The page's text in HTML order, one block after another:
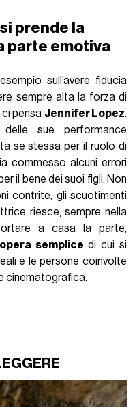
prende la
parte emotiva
sull’avere fiducia
sempre alta la forza di
pensa Jennifer Lopez.
sue performance
se stessa per il ruolo di
commesso alcuni errori
il bene dei suoi figli. Non
contrite, gli scuotimenti
riesce, sempre nella
a casa la parte,
semplice di cui si
e le persone coinvolte
cinematografica.